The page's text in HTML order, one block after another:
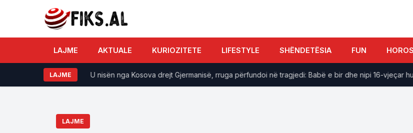
LAJME AKTUALE KURIOZITETE LIFESTYLE SHËNDETËSIA FUN
LAJME U nisën nga Kosova drejt Gjermanisë, rruga përfundoi në tragjedi: Babë e bir dhe nipi 16-vjeçar
LAJME